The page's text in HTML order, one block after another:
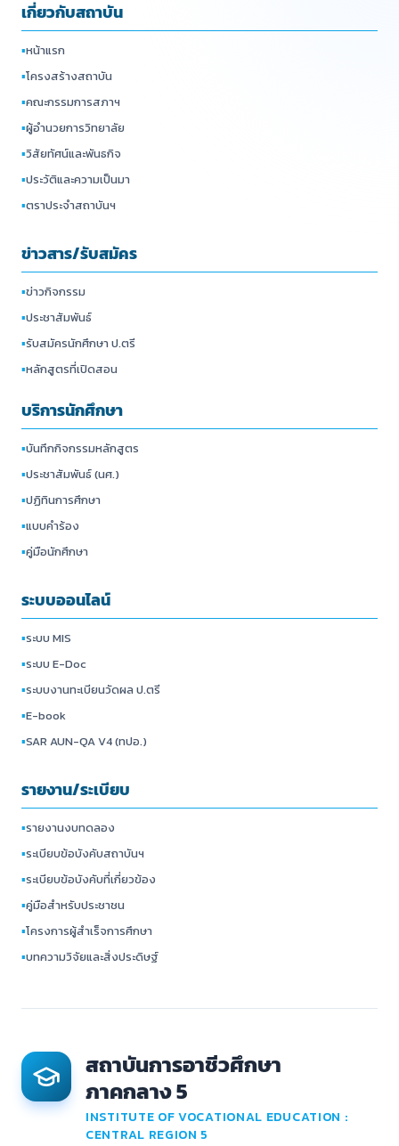
เกี่ยวกับสถาบัน
▪หน้าแรก
▪โครงสร้างสถาบัน
▪คณะกรรมการสภาฯ
▪ผู้อำนวยการวิทยาลัย
▪วิสัยทัศน์และพันธกิจ
▪ประวัติและความเป็นมา
▪ตราประจำสถาบันฯ
ข่าวสาร/รับสมัคร
▪ข่าวกิจกรรม
▪ประชาสัมพันธ์
▪รับสมัครนักศึกษา ป.ตรี
▪หลักสูตรที่เปิดสอน
บริการนักศึกษา
▪บันทึกกิจกรรมหลักสูตร
▪ประชาสัมพันธ์ (นศ.)
▪ปฏิทินการศึกษา
▪แบบคำร้อง
▪คู่มือนักศึกษา
ระบบออนไลน์
▪ระบบ MIS
▪ระบบ E-Doc
▪ระบบงานทะเบียนวัดผล ป.ตรี
▪E-book
▪SAR AUN-QA V4 (ทปอ.)
รายงาน/ระเบียบ
▪รายงานงบทดลอง
▪ระเบียบข้อบังคับสถาบันฯ
▪ระเบียบข้อบังคับที่เกี่ยวข้อง
▪คู่มือสำหรับประชาชน
▪โครงการผู้สำเร็จการศึกษา
▪บทความวิจัยและสิ่งประดิษฐ์
สถาบันการอาชีวศึกษา
ภาคกลาง 5
INSTITUTE OF VOCATIONAL EDUCATION :
CENTRAL REGION 5